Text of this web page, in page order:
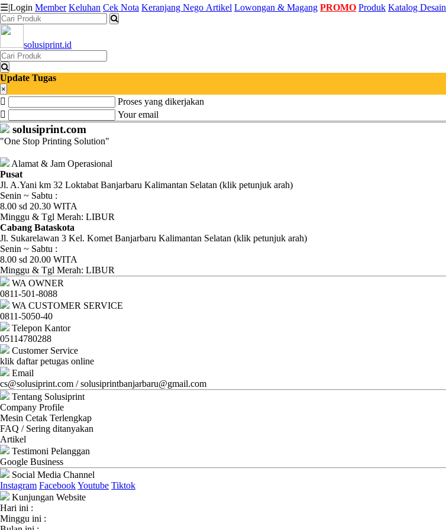
Katalog
Produk
Petugas
Riwayat
Transaksi
Tagihan
Berjalan
Pembayaran
Pendapatan
Fee
Ganti
Password
Logout
☰|Login Member Keluhan Cek Nota Keranjang Nego Artikel Lowongan & Magang PROMO Produk Katalog Desain
solusiprint.id
Update Tugas
×
Proses yang dikerjakan
Your email
solusiprint.com
"One Stop Printing Solution"
Alamat & Jam Operasional
Pusat
Jl. A.Yani km 32 Loktabat Banjarbaru Kalimantan Selatan (klik petunjuk arah)
Senin ~ Sabtu :
8.00 sd 20.30 WITA
Minggu & Tgl Merah: LIBUR
Cabang Bataskota
Jl. Sukarelawan 3 Kel. Komet Banjarbaru Kalimantan Selatan (klik petunjuk arah)
Senin ~ Sabtu :
8.00 sd 20.00 WITA
Minggu & Tgl Merah: LIBUR
WA OWNER
0811-501-8088
WA CUSTOMER SERVICE
0811-5050-40
Telepon Kantor
05114780288
Customer Service
klik daftar petugas online
Email
cs@solusiprint.com / solusiprintbanjarbaru@gmail.com
Tentang Solusiprint
Company Profile
Mesin Cetak Terlengkap
FAQ / Sering ditanyakan
Artikel
Testimoni Pelanggan
Google Business
Social Media Channel
Instagram FacebookYoutube Tiktok
Kunjungan Website
Hari ini :
Minggu ini :